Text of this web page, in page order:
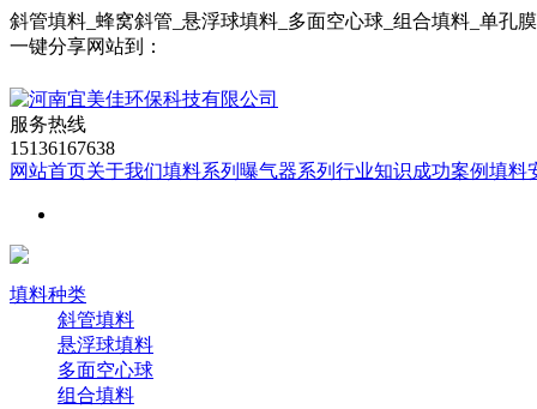
斜管填料_蜂窝斜管_悬浮球填料_多面空心球_组合填料_单孔
一键分享网站到：
服务热线
15136167638
网站首页关于我们填料系列 曝气器系列 行业知识成功案例填料
填料种类
斜管填料
悬浮球填料
多面空心球
组合填料